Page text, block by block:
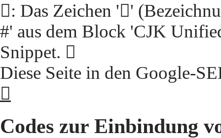
𩢭: Das Zeichen '𩢭'
#' aus dem Block 'CJK
Snippet. 𩢭
Diese Seite in den Google-
𩢭
Codes zur Einbindung